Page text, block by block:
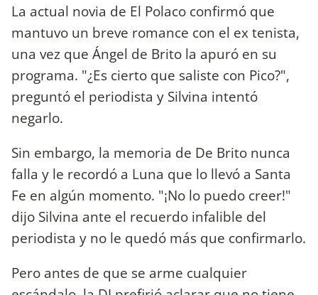
La actual novia de El Polaco confirmó que
mantuvo un breve romance con el ex tenista,
una vez que Ángel de Brito la apuró en su
programa. "¿Es cierto que saliste con Pico?",
preguntó el periodista y Silvina intentó
negarlo.
Sin embargo, la memoria de De Brito nunca
falla y le recordó a Luna que lo llevó a Santa
Fe en algún momento. "¡No lo puedo creer!"
dijo Silvina ante el recuerdo infalible del
periodista y no le quedó más que confirmarlo.
Pero antes de que se arme cualquier